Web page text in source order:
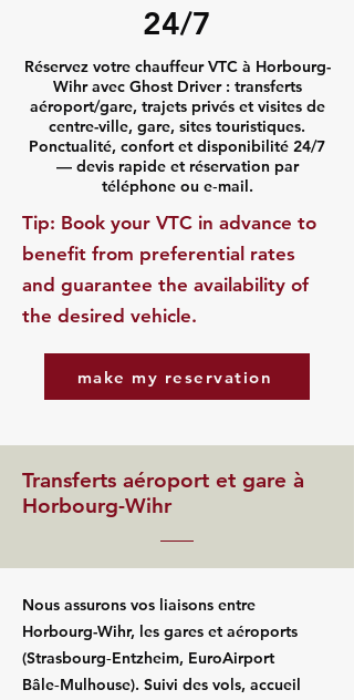
24/7
Réservez votre chauffeur VTC à Horbourg-
Wihr avec Ghost Driver : transferts
aéroport/gare, trajets privés et visites de
centre-ville, gare, sites touristiques.
Ponctualité, confort et disponibilité 24/7
— devis rapide et réservation par
téléphone ou e‑mail.
​Tip: Book your VTC in advance to
benefit from preferential rates
and guarantee the availability of
the desired vehicle.
make my reservation
Transferts aéroport et gare à
Horbourg-Wihr
Nous assurons vos liaisons entre
Horbourg-Wihr, les gares et aéroports
(Strasbourg‑Entzheim, EuroAirport
Bâle‑Mulhouse). Suivi des vols, accueil